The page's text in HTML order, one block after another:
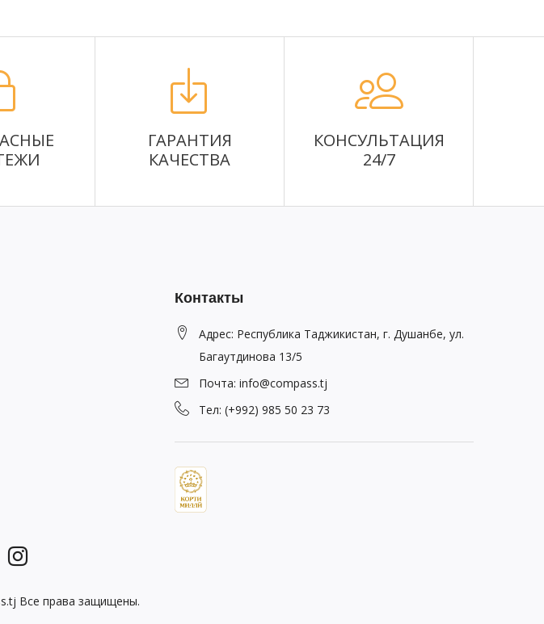
ГАРАНТИЯ
КАЧЕСТВА
КОНСУЛЬТАЦИЯ
24/7
Контакты
Адрес: Республика Таджикистан, г. Душанбе, ул.
Багаутдинова 13/5
Почта: info@compass.tj
Тел: (+992) 985 50 23 73
Все права защищены.